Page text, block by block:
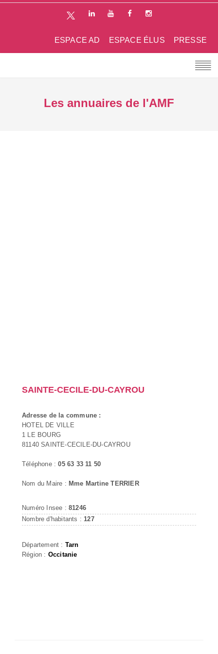
PRESSE
ESPACE ÉLUS
ESPACE AD
Les annuaires de l'AMF
SAINTE-CECILE-DU-CAYROU
Adresse de la commune :
HOTEL DE VILLE
1 LE BOURG
81140 SAINTE-CECILE-DU-CAYROU
Téléphone :05 63 33 11 50
Nom du Maire : Mme Martine TERRIER
Numéro Insee : 81246
Nombre d'habitants : 127
Département : Tarn
Région : Occitanie